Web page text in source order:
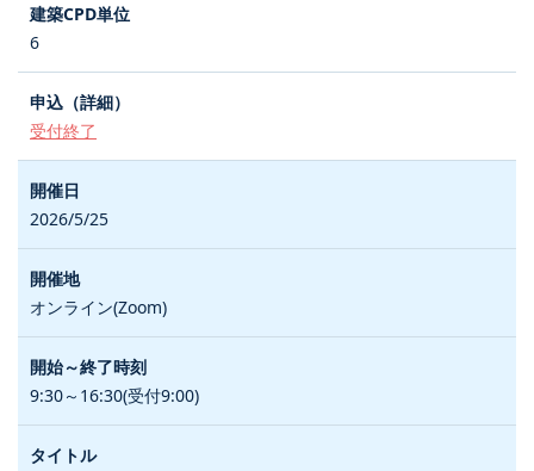
6
受付終了
2026/5/25
オンライン(Zoom)
9:30～16:30(受付9:00)